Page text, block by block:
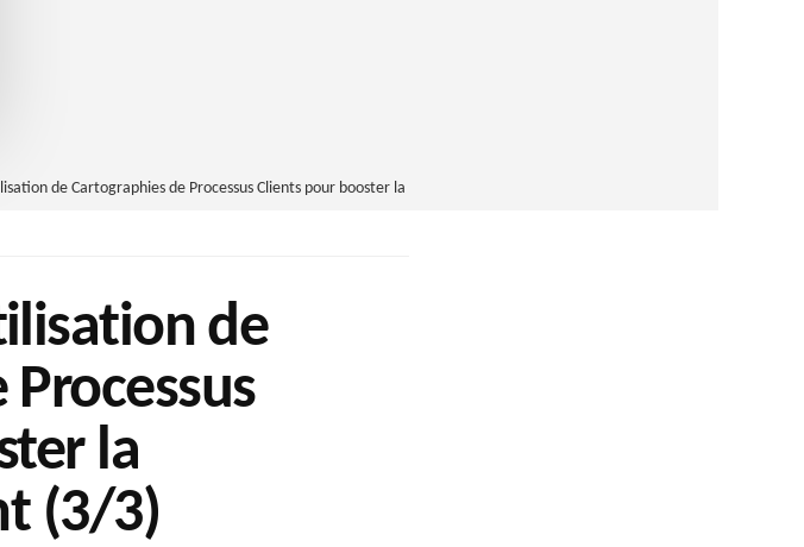
de Cartographies de Processus Clients pour booster la
de
la
(3/3)